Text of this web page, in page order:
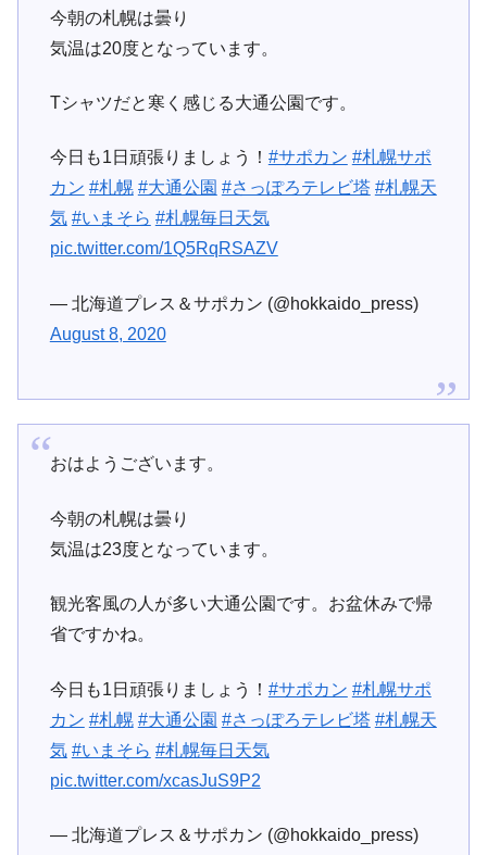
今朝の札幌は曇り
気温は20度となっています。
Tシャツだと寒く感じる大通公園です。
今日も1日頑張りましょう！ #サポカン #札幌サポ
カン #札幌 #大通公園 #さっぽろテレビ塔 #札幌天
気 #いまそら #札幌毎日天気
pic.twitter.com/1Q5RqRSAZV
— 北海道プレス＆サポカン (@hokkaido_press)
August 8, 2020
おはようございます。
今朝の札幌は曇り
気温は23度となっています。
観光客風の人が多い大通公園です。お盆休みで帰
省ですかね。
今日も1日頑張りましょう！ #サポカン #札幌サポ
カン #札幌 #大通公園 #さっぽろテレビ塔 #札幌天
気 #いまそら #札幌毎日天気
pic.twitter.com/xcasJuS9P2
— 北海道プレス＆サポカン (@hokkaido_press)